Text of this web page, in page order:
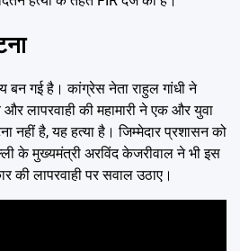
बन गई है। कांग्रेस नेता राहुल गांधी ने
लापरवाही की महामारी ने एक और युवा
नहीं है, यह हत्या है। जिम्मेदार प्रशासन को
के मुख्यमंत्री अरविंद केजरीवाल ने भी इस
की लापरवाही पर सवाल उठाए।